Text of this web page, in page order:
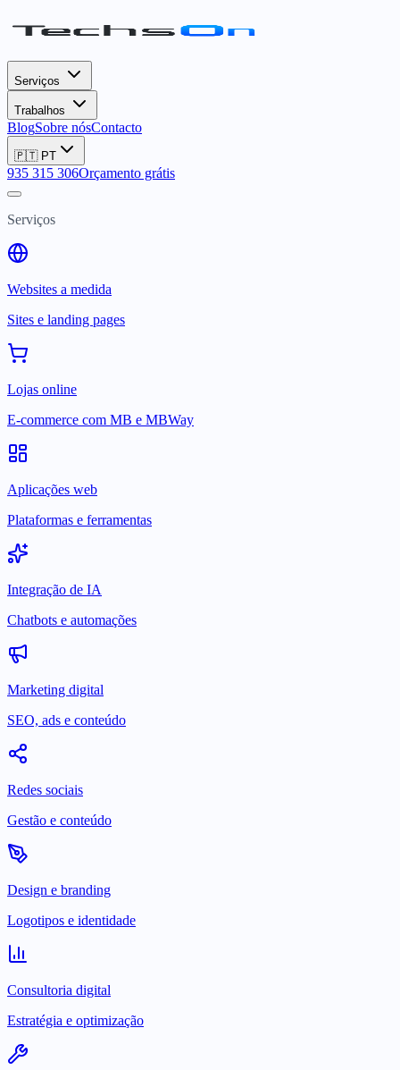
Serviços
Trabalhos
BlogSobre nósContacto
🇵🇹 PT
935 315 306Orçamento grátis
Serviços
Websites a medida
Sites e landing pages
Lojas online
E-commerce com MB e MBWay
Aplicações web
Plataformas e ferramentas
Integração de IA
Chatbots e automações
Marketing digital
SEO, ads e conteúdo
Redes sociais
Gestão e conteúdo
Design e branding
Logotipos e identidade
Consultoria digital
Estratégia e optimização